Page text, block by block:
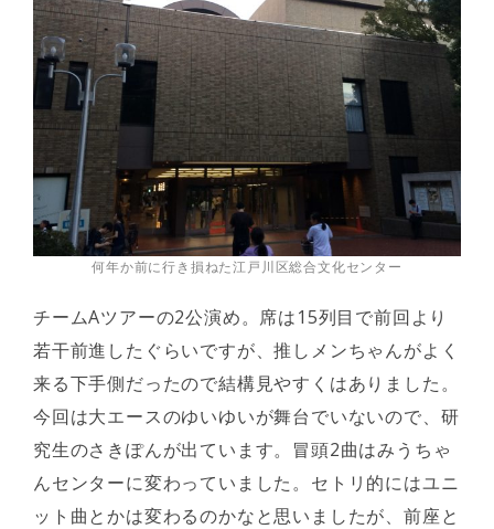
何年か前に行き損ねた江戸川区総合文化センター
チームAツアーの2公演め。席は15列目で前回より
若干前進したぐらいですが、推しメンちゃんがよく
来る下手側だったので結構見やすくはありました。
今回は大エースのゆいゆいが舞台でいないので、研
究生のさきぽんが出ています。冒頭2曲はみうちゃ
んセンターに変わっていました。セトリ的にはユニ
ット曲とかは変わるのかなと思いましたが、前座と